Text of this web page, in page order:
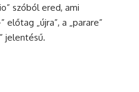
szóból ered, ami
előtag „újra”, a „parare”
jelentésű.